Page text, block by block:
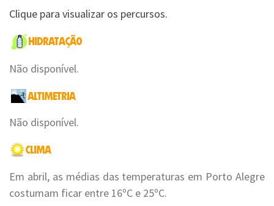
Clique para visualizar os percursos.
Não disponível.
Não disponível.
Em abril, as médias das temperaturas em Porto Alegre
costumam ficar entre 16ºC e 25ºC.